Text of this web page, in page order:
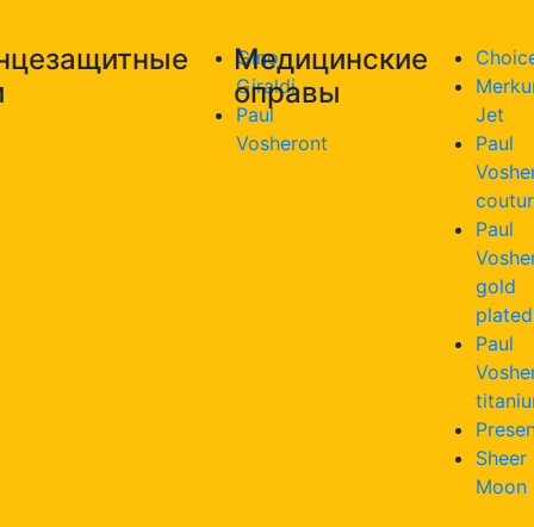
Gino
Giraldi
Paul
Vosheront
Медицинские
оправы
Jet
Paul
Paul
gold
plated
Paul
Sheer
Moon